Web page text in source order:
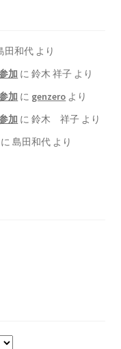
放出トンネル工事
めず 稼働４０年
転」正式決定見送
転」正式決定先送
田和代 より
加 に鈴木 祥子 より
加 に genzero より
加 に鈴木 祥子 より
に島田和代 より